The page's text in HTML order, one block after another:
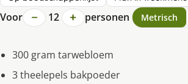
Voor − 12 + personen Metrisch
300 gram tarwebloem
3 theelepels bakpoeder